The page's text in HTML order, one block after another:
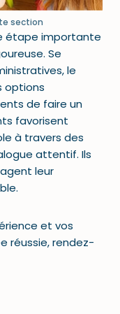
section
étape importante
Se
le
options
de faire un
favorisent
à travers des
attentif. Ils
leur
et vos
réussie, rendez-